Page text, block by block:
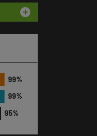
add_circle